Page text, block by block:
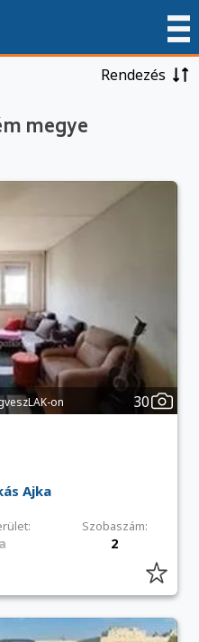
Rendezés
megye
on 30
Ajka
Szobaszám:
2